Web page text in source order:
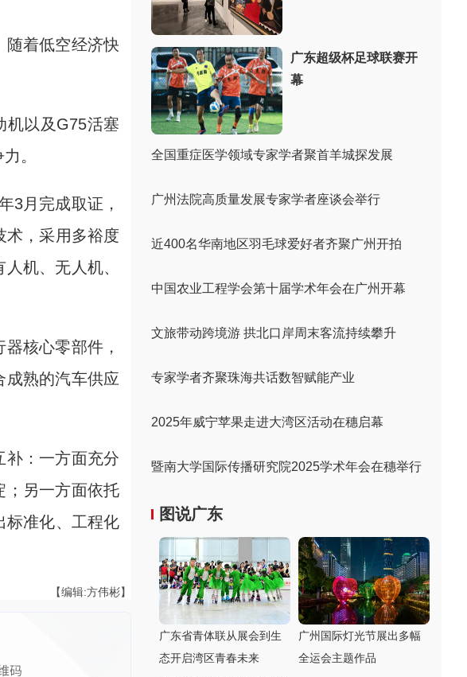
着低空经济快
以及G75活塞
。
月完成取证，
术，采用多裕度
机、无人机、
核心零部件，
成熟的汽车供应
：一方面充分
；另一方面依托
标准化、工程化
【编辑:方伟彬】
广东超级杯足球联赛开
幕
全国重症医学领域专家学者聚首羊城探发展
广州法院高质量发展专家学者座谈会举行
近400名华南地区羽毛球爱好者齐聚广州开拍
中国农业工程学会第十届学术年会在广州开幕
文旅带动跨境游 拱北口岸周末客流持续攀升
专家学者齐聚珠海共话数智赋能产业
2025年威宁苹果走进大湾区活动在穗启幕
暨南大学国际传播研究院2025学术年会在穗举行
图说广东
广东省青体联从展会到生
态开启湾区青春未来
广州国际灯光节展出多幅
全运会主题作品